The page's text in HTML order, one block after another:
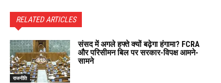
RELATED ARTICLES
राजनीति
संसद में अगले हफ्ते क्यों बढ़ेगा हंगामा? FCRA
और परिसीमन बिल पर सरकार-विपक्ष आमने-
सामने